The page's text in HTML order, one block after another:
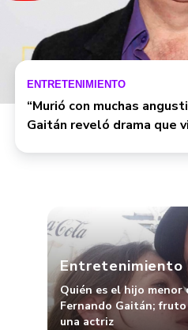
ENTRETENIMIENTO
“Murió con muchas
Gaitán reveló drama que
Entretenimiento
Quién es el hijo
Fernando Gaitán;
una actriz